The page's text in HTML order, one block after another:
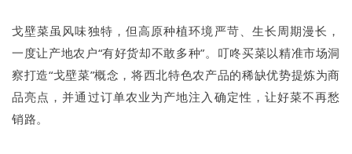
戈壁菜虽风味独特，但高原种植环境严苛、生长周期漫长，
一度让产地农户“有好货却不敢多种”。叮咚买菜以精准市场洞
察打造“戈壁菜”概念，将西北特色农产品的稀缺优势提炼为商
品亮点，并通过订单农业为产地注入确定性，让好菜不再愁
销路。